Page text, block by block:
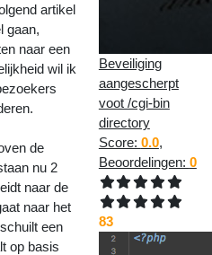
artikel
gaan,
naar een
wil ik
de
nu 2
naar de
naar het
een
op basis
Beveiliging
aangescherpt
voot /cgi-bin
directory
Score: 0.0,
Beoordelingen: 0
83